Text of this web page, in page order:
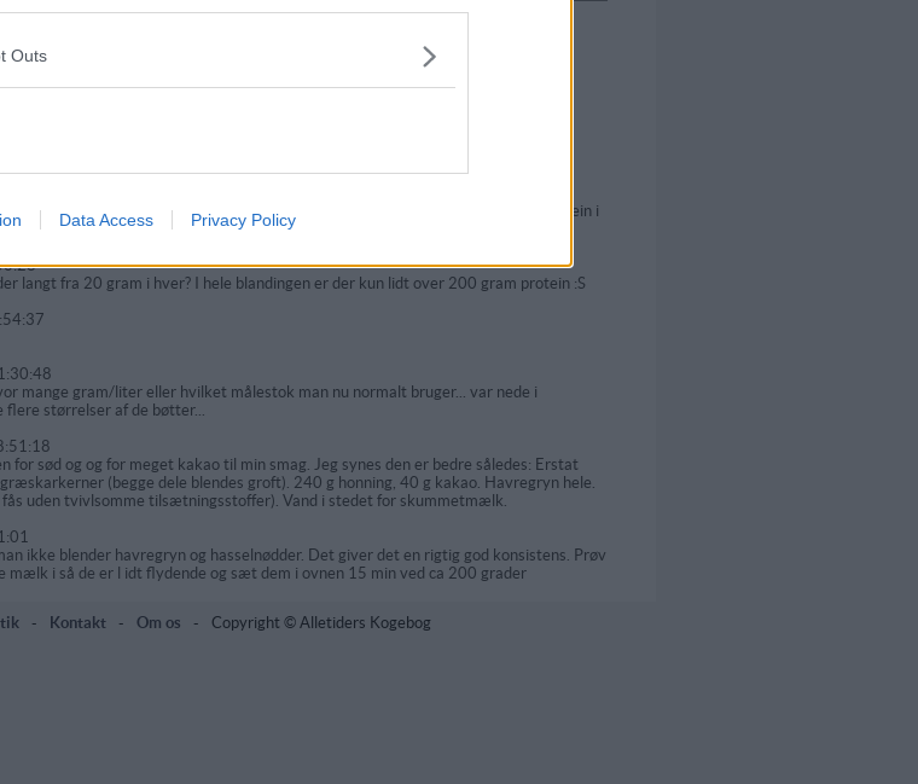
Outs
Data Access Privacy Policy
før den bliver synlig
også protein og derfor kan det sagtens passe med, at der er ca. 20 gram protein i
;)
langt fra 20 gram i hver? I hele blandingen er der kun lidt over 200 gram protein :S
mange gram/liter eller hvilket målestok man nu normalt bruger... var nede i
flere størrelser af de bøtter...
for sød og og for meget kakao til min smag. Jeg synes den er bedre således: Erstat
(begge dele blendes groft). 240 g honning, 40 g kakao. Havregryn hele.
uden tvivlsomme tilsætningsstoffer). Vand i stedet for skummetmælk.
ikke blender havregryn og hasselnødder. Det giver det en rigtig god konsistens. Prøv
i så de er l idt flydende og sæt dem i ovnen 15 min ved ca 200 grader
- Kontakt - Om os - Copyright © Alletiders Kogebog